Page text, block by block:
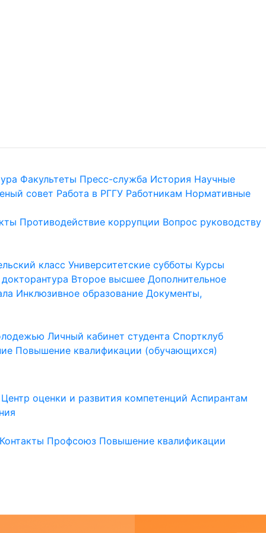
Факультеты Пресс-служба История Научные
совет Работа в РГГУ Работникам Нормативные
Противодействие коррупции Вопрос руководству
класс Университетские субботы Курсы
Второе высшее Дополнительное
Инклюзивное образование Документы,
Личный кабинет студента Спортклуб
Повышение квалификации (обучающихся)
Центр оценки и развития компетенций Аспирантам
Контакты Профсоюз Повышение квалификации